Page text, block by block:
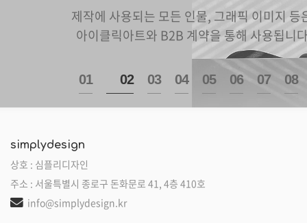
제작에 사용되는 모든 인물, 그래픽 이미지 등
아이클릭아트와 B2B 계약을 통해 사용됩니
1 2 3 4 5 6 7 8
simplydesign
상호 : 심플리디자인
주소 : 서울특별시 종로구 돈화문로 41, 4층 410호
info@simplydesign.kr